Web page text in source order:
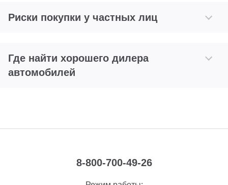
Риски покупки у частных лиц
Где найти хорошего дилера
автомобилей
8-800-700-49-26